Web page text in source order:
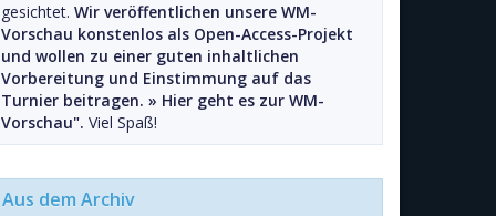
gesichtet. Wir veröffentlichen unsere WM-
Vorschau konstenlos als Open-Access-Projekt
und wollen zu einer guten inhaltlichen
Vorbereitung und Einstimmung auf das
Turnier beitragen. » Hier geht es zur WM-
Vorschau". Viel Spaß!
Aus dem Archiv